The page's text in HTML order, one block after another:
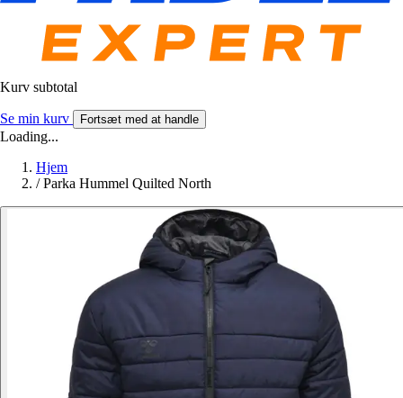
Kurv subtotal
Se min kurv Fortsæt med at handle
Loading...
Hjem
/ Parka Hummel Quilted North